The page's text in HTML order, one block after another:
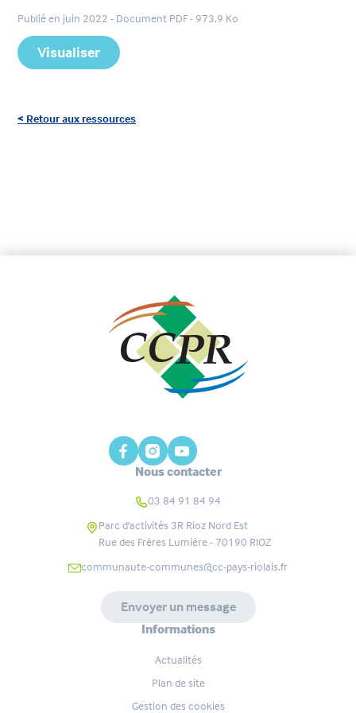
Publié en juin 2022 - Document PDF - 973,9 Ko
Visualiser
< Retour aux ressources
Nous contacter
03 84 91 84 94
Parc d'activités 3R Rioz Nord Est
Rue des Frères Lumière - 70190 RIOZ
communaute-communes@cc-pays-riolais.fr
Envoyer un message
Informations
Actualités
Plan de site
Gestion des cookies